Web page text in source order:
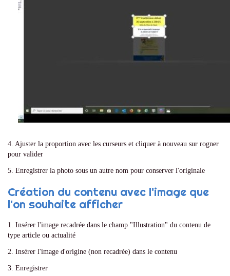
4. Ajuster la proportion avec les curseurs et cliquer à nouveau sur rogner
pour valider
5. Enregistrer la photo sous un autre nom pour conserver l'originale
Création du contenu avec l'image que
l'on souhaite afficher
1. Insérer l'image recadrée dans le champ "Illustration" du contenu de
type article ou actualité
2. Insérer l'image d'origine (non recadrée) dans le contenu
3. Enregistrer